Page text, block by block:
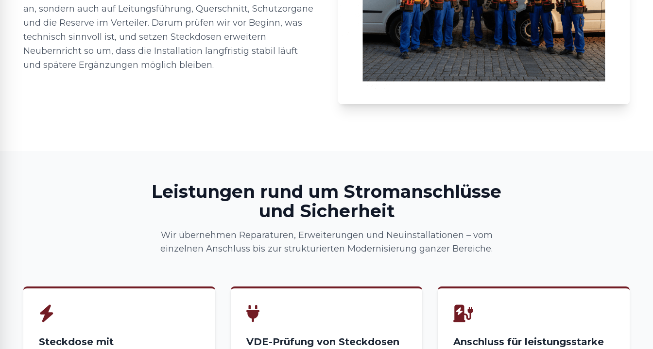
an, sondern auch auf Leitungsführung, Querschnitt, Schutzorgane
und die Reserve im Verteiler. Darum prüfen wir vor Beginn, was
technisch sinnvoll ist, und setzen Steckdosen erweitern
Neubernricht so um, dass die Installation langfristig stabil läuft
und spätere Ergänzungen möglich bleiben.
Leistungen rund um Stromanschlüsse
und Sicherheit
Wir übernehmen Reparaturen, Erweiterungen und Neuinstallationen – vom
einzelnen Anschluss bis zur strukturierten Modernisierung ganzer Bereiche.
Steckdose mit
VDE-Prüfung von Steckdosen
Anschluss für leistungsstarke